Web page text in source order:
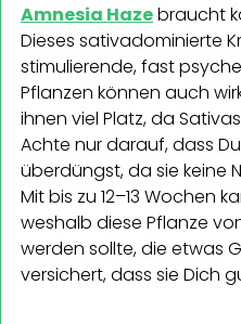
Amnesia Hazebraucht
Dieses sativadominierte
stimulierende, fast
Pflanzen können auch
ihnen viel Platz, da
Achte nur darauf, dass
überdüngst, da sie keine
Mit bis zu 12–13 Wochen
weshalb diese Pflanze
werden sollte, die etwas
versichert, dass sie Dich